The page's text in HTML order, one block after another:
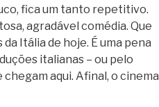
fica um tanto repetitivo.
agradável comédia. Que
Itália de hoje. É uma pena
italianas – ou pelo
aqui. Afinal, o cinema